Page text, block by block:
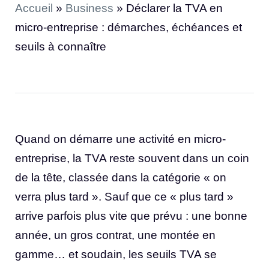
Accueil » Business » Déclarer la TVA en
micro-entreprise : démarches, échéances et
seuils à connaître
Quand on démarre une activité en micro-
entreprise, la TVA reste souvent dans un coin
de la tête, classée dans la catégorie « on
verra plus tard ». Sauf que ce « plus tard »
arrive parfois plus vite que prévu : une bonne
année, un gros contrat, une montée en
gamme… et soudain, les seuils TVA se